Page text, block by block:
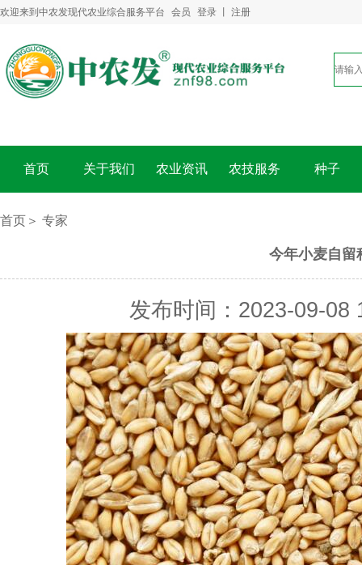
欢迎来到中农发现代农业综合服务平台 会员 登录 注册
首页 关于我们 农业资讯 农技服务 种子
首页＞ 专家
今年小麦自留
发布时间：2023-09-08